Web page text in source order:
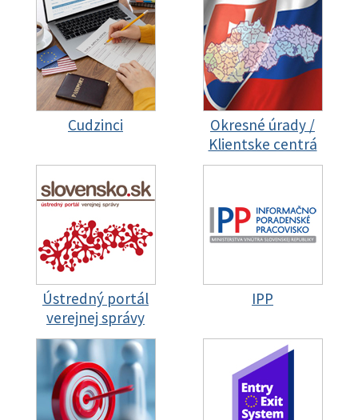
Cudzinci
Okresné úrady /
Klientske centrá
Ústredný portál
verejnej správy
IPP